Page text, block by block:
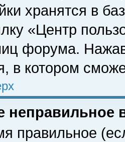
хранятся в
«Центр
форума.
в котором
неправильное
правильное